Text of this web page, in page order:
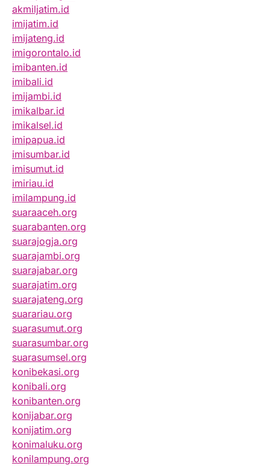
akmiljatim.id
imijatim.id
imijateng.id
imigorontalo.id
imibanten.id
imibali.id
imijambi.id
imikalbar.id
imikalsel.id
imipapua.id
imisumbar.id
imisumut.id
imiriau.id
imilampung.id
suaraaceh.org
suarabanten.org
suarajogja.org
suarajambi.org
suarajabar.org
suarajatim.org
suarajateng.org
suarariau.org
suarasumut.org
suarasumbar.org
suarasumsel.org
konibekasi.org
konibali.org
konibanten.org
konijabar.org
konijatim.org
konimaluku.org
konilampung.org